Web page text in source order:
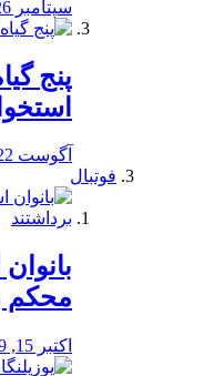
سپتامبر 26, 2019
پنج
آگوست 22, 2019
فوتبال
محكم
اکتبر 15, 2019